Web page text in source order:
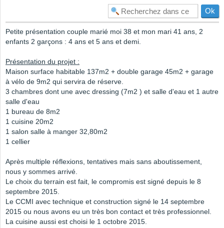
Petite présentation couple marié moi 38 et mon mari 41 ans, 2
enfants 2 garçons : 4 ans et 5 ans et demi.
Présentation du projet :
Maison surface habitable 137m2 + double garage 45m2 + garage
à vélo de 9m2 qui servira de réserve.
3 chambres dont une avec dressing (7m2 ) et salle d'eau et 1 autre
salle d'eau
1 bureau de 8m2
1 cuisine 20m2
1 salon salle à manger 32,80m2
1 cellier
Après multiple réflexions, tentatives mais sans aboutissement,
nous y sommes arrivé.
Le choix du terrain est fait, le compromis est signé depuis le 8
septembre 2015.
Le CCMI avec technique et construction signé le 14 septembre
2015 ou nous avons eu un très bon contact et très professionnel.
La cuisine aussi est choisi le 1 octobre 2015.